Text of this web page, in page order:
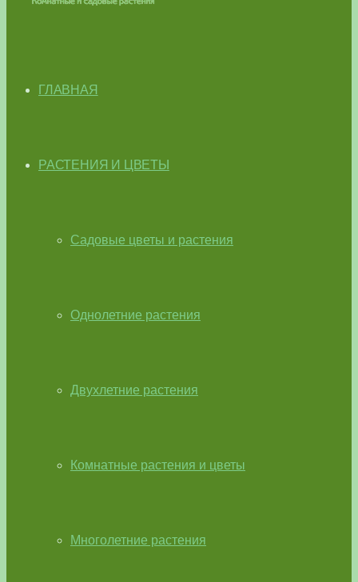
ГЛАВНАЯ
РАСТЕНИЯ И ЦВЕТЫ
Садовые цветы и растения
Однолетние растения
Двухлетние растения
Комнатные растения и цветы
Многолетние растения